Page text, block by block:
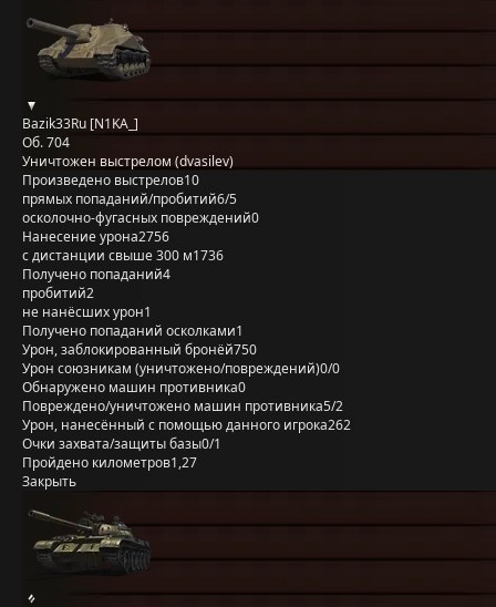
Bazik33Ru [N1KA_]
Об. 704
Уничтожен выстрелом (dvasilev)
Произведено выстрелов10
прямых попаданий/пробитий6/5
осколочно-фугасных повреждений0
Нанесение урона2756
с дистанции свыше 300 м1736
Получено попаданий4
пробитий2
не нанёсших урон1
Получено попаданий осколками1
Урон, заблокированный бронёй750
Урон союзникам (уничтожено/повреждений)0/0
Обнаружено машин противника0
Повреждено/уничтожено машин противника5/2
Урон, нанесённый с помощью данного игрока262
Очки захвата/защиты базы0/1
Пройдено километров1,27
Закрыть